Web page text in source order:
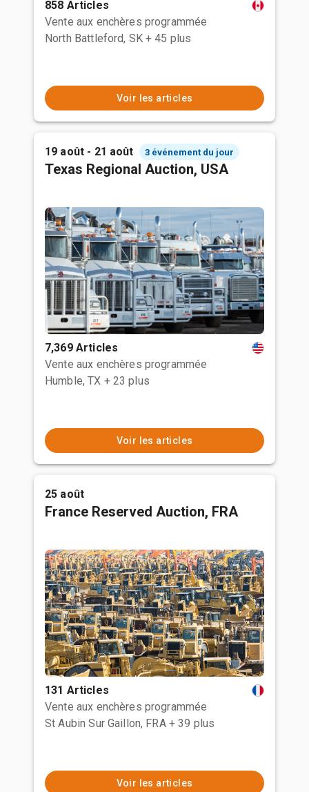
858 Articles
Vente aux enchères programmée
North Battleford, SK + 45 plus
Voir les articles
19 août - 21 août 3 événement du jour
Texas Regional Auction, USA
7,369 Articles
Vente aux enchères programmée
Humble, TX + 23 plus
Voir les articles
25 août
France Reserved Auction, FRA
131 Articles
Vente aux enchères programmée
St Aubin Sur Gaillon, FRA + 39 plus
Voir les articles